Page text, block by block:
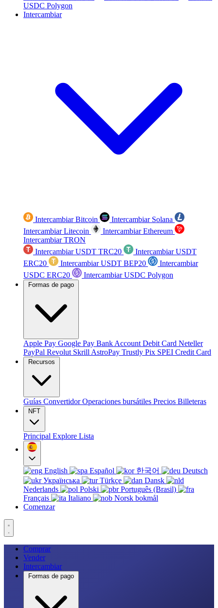
USDC Polygon
Intercambiar
Intercambiar Bitcoin
Intercambiar Solana
Intercambiar Litecoin
Intercambiar Ethereum
Intercambiar TRON
Intercambiar USDT TRC20
Intercambiar USDT
ERC20
Intercambiar USDT BEP20
Intercambiar
USDC ERC20
Intercambiar USDC Polygon
Formas de pago
Apple Pay Google Pay Bank Account Debit Card Neteller
PayPal Revolut Skrill AstroPay Trustly Pix SPEI Credit Card
Recursos
Guías ConvertidorOperaciones bursátiles Precios Billeteras
NFT
Principal Explore Lista
English Español 한국어
Deutsch
Українська
Türkçe
Dansk
Nederlands
Polski
Português (Brasil)
Français
Italiano
Norsk bokmål
Comenzar
Comprar
Vender
Intercambiar
Formas de pago